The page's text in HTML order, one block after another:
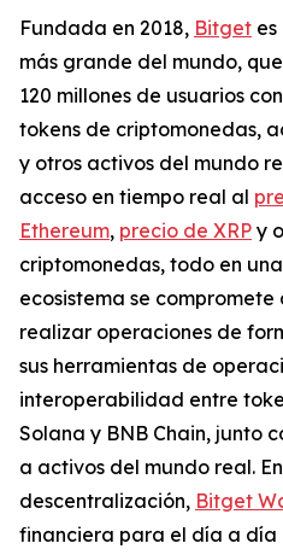
Fundada en 2018, Bitget
más grande del mundo,
120 millones de usuarios
tokens de criptomonedas,
y otros activos del mundo
acceso en tiempo real al
Ethereum, precio de XRP y
criptomonedas, todo en
ecosistema se
realizar operaciones de
sus herramientas de
interoperabilidad entre
Solana y BNB Chain, junto
a activos del mundo real.
descentralización, Bitget
financiera para el día a